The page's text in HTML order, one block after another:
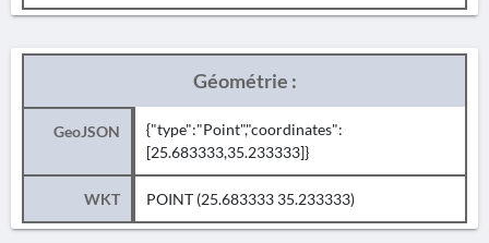
Géométrie :
GeoJSON
{"type":"Point","coordinates":
[25.683333,35.233333]}
WKT POINT (25.683333 35.233333)